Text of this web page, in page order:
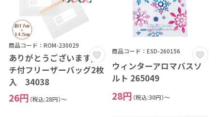
商品コード：ROM-230029
ありがとうございます/マ
チ付フリーザーバッグ2枚
入 34038
26円 （税込:28円）～
商品コード：ESD-260156
ウィンターアロマバスソ
ルト 265049
28円 （税込:30円）～